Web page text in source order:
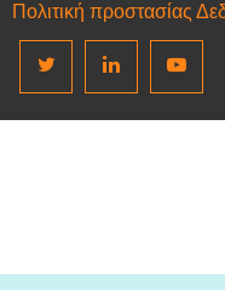
Πολιτική προστασίας